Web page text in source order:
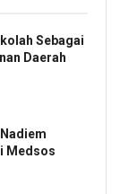
Sebagai
Daerah
Medsos